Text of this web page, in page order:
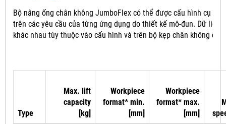
Bộ nâng ống chân không JumboFlex có thể được cấu hình cụ thể
trên các yêu cầu của từng ứng dụng do thiết kế mô-đun. Dữ liệu
khác nhau tùy thuộc vào cấu hình và trên bộ kẹp chân không
Type
Max. lift
capacity
[kg]
Workpiece
format* min.
[mm]
Workpiece
format* max.
[mm]